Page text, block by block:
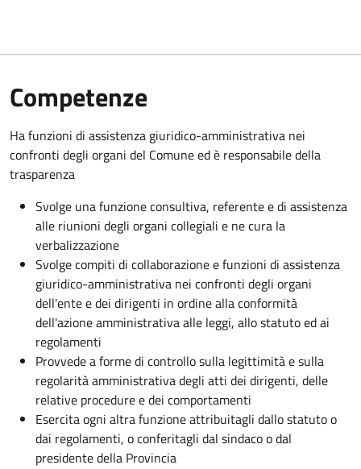
Competenze
Ha funzioni di assistenza giuridico-amministrativa nei
confronti degli organi del Comune ed è responsabile della
trasparenza
Svolge una funzione consultiva, referente e di assistenza
alle riunioni degli organi collegiali e ne cura la
verbalizzazione
Svolge compiti di collaborazione e funzioni di assistenza
giuridico-amministrativa nei confronti degli organi
dell'ente e dei dirigenti in ordine alla conformità
dell'azione amministrativa alle leggi, allo statuto ed ai
regolamenti
Provvede a forme di controllo sulla legittimità e sulla
regolarità amministrativa degli atti dei dirigenti, delle
relative procedure e dei comportamenti
Esercita ogni altra funzione attribuitagli dallo statuto o
dai regolamenti, o conferitagli dal sindaco o dal
presidente della Provincia